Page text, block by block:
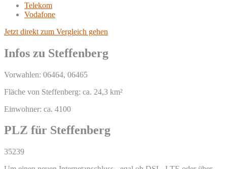
Telekom
Vodafone
Jetzt direkt zum Vergleich gehen
Infos zu Steffenberg
Vorwahlen: 06464, 06465
Fläche von Steffenberg: ca. 24,3 km²
Einwohner: ca. 4100
PLZ für Steffenberg
35239